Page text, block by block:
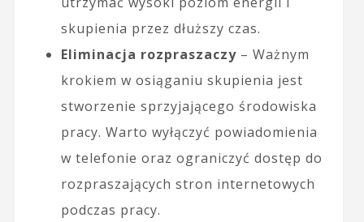
skupienia przez dłuższy czas.
Eliminacja rozpraszaczy– Ważnym
krokiem w osiąganiu skupienia jest
stworzenie sprzyjającego środowiska
pracy. Warto wyłączyć powiadomienia
w telefonie oraz ograniczyć dostęp do
rozpraszających stron internetowych
podczas pracy.